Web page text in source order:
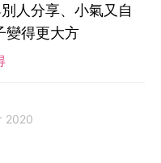
人分享、小氣又自
變得更大方
2020